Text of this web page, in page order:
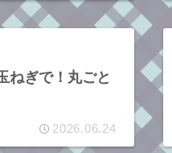
ねぎで！丸ごと
2026.06.24